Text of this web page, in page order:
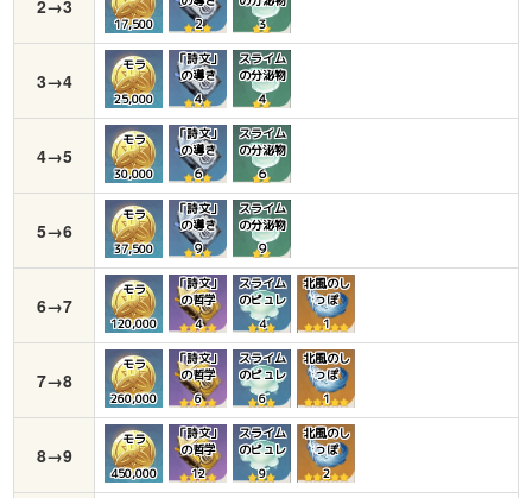
2→3
17,500
２
３
3→4
モラ
25,000
「詩文」
の導き
４
スライム
の分泌物
４
4→5
モラ
30,000
「詩文」
の導き
６
スライム
の分泌物
６
5→6
モラ
37,500
「詩文」
の導き
９
スライム
の分泌物
９
6→7
モラ
120,000
「詩文」
の哲学
4
スライム
のピュレ
4
北風のし
っぽ
1
7→8
モラ
260,000
「詩文」
の哲学
6
スライム
のピュレ
6
北風のし
っぽ
1
8→9
モラ
450,000
「詩文」
の哲学
12
スライム
のピュレ
9
北風のし
っぽ
2